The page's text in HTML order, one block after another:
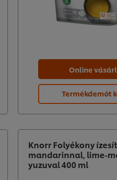
Online
Termékdemót
Knorr Folyékony
mandarinnal, lime-
yuzuval 400 ml